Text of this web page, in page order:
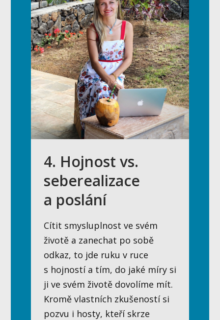
4. Hojnost vs.
seberealizace
a poslání
Cítit smysluplnost ve svém
životě a zanechat po sobě
odkaz, to jde ruku v ruce
s hojností a tím, do jaké míry si
ji ve svém životě dovolíme mít.
Kromě vlastních zkušeností si
pozvu i hosty, kteří skrze